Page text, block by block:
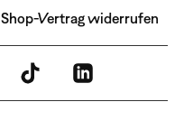
Shop-Vertrag widerrufen